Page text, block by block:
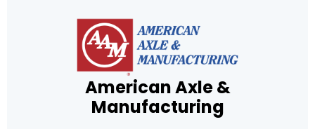
American Axle &
Manufacturing